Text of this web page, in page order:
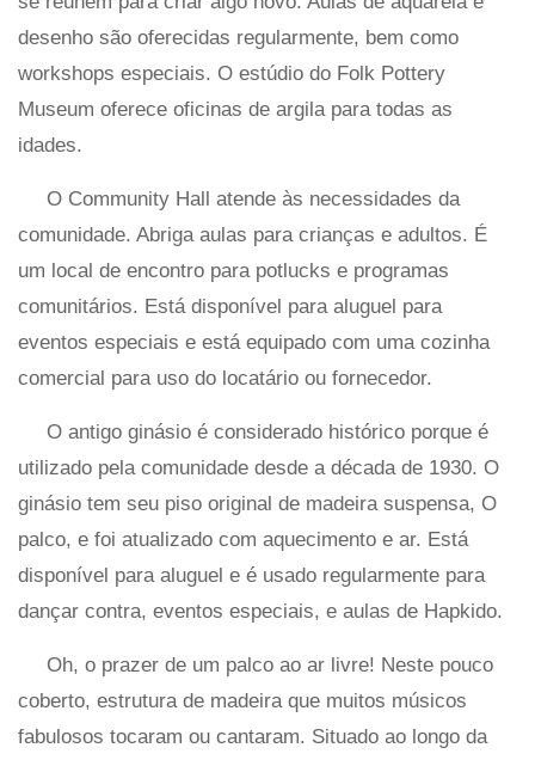
desenho são oferecidas regularmente, bem como
workshops especiais. O estúdio do Folk Pottery
Museum oferece oficinas de argila para todas as
idades.
O Community Hall atende às necessidades da
comunidade. Abriga aulas para crianças e adultos. É
um local de encontro para potlucks e programas
comunitários. Está disponível para aluguel para
eventos especiais e está equipado com uma cozinha
comercial para uso do locatário ou fornecedor.
O antigo ginásio é considerado histórico porque é
utilizado pela comunidade desde a década de 1930. O
ginásio tem seu piso original de madeira suspensa, O
palco, e foi atualizado com aquecimento e ar. Está
disponível para aluguel e é usado regularmente para
dançar contra, eventos especiais, e aulas de Hapkido.
Oh, o prazer de um palco ao ar livre! Neste pouco
coberto, estrutura de madeira que muitos músicos
fabulosos tocaram ou cantaram. Situado ao longo da